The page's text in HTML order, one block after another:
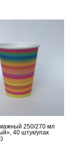
250/270 мл
40 штук/упак